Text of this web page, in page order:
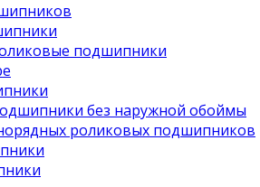
подшипники
без наружной обоймы
роликовых подшипников